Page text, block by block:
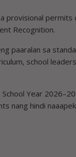
provisional permits
Recognition.
paaralan sa
school
Year
nang hindi